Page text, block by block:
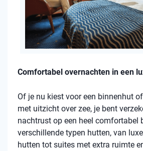
Comfortabel overnachten in een
Of je nu kiest voor een binnenhut
met uitzicht over zee, je bent
nachtrust op een heel comfortabel
verschillende typen hutten, van
hutten tot suites met extra ruimte